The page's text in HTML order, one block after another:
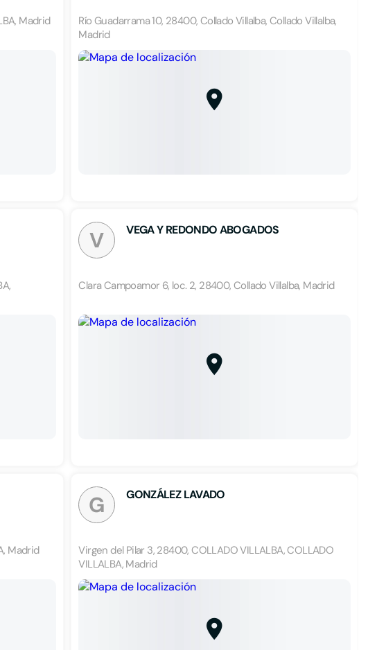
Madrid
Río Guadarrama 10, 28400, Collado Villalba, Collado Villalba,
Madrid
V VEGA Y REDONDO ABOGADOS
Clara Campoamor 6, loc. 2, 28400, Collado Villalba, Madrid
Madrid
G GONZÁLEZ LAVADO
Virgen del Pilar 3, 28400, COLLADO VILLALBA, COLLADO
VILLALBA, Madrid